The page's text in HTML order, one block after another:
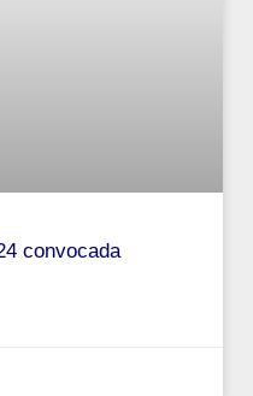
convocada